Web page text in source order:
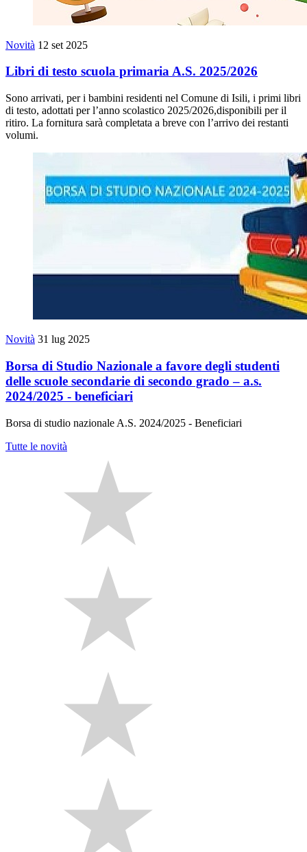
Novità 12 set 2025
Libri di testo scuola primaria A.S. 2025/2026
Sono arrivati, per i bambini residenti nel Comune di Isili, i primi libri
di testo, adottati per l’anno scolastico 2025/2026,disponibili per il
ritiro. La fornitura sarà completata a breve con l’arrivo dei restanti
volumi.
Novità 31 lug 2025
Borsa di Studio Nazionale a favore degli studenti
delle scuole secondarie di secondo grado – a.s.
2024/2025 - beneficiari
Borsa di studio nazionale A.S. 2024/2025 - Beneficiari
Tutte le novità